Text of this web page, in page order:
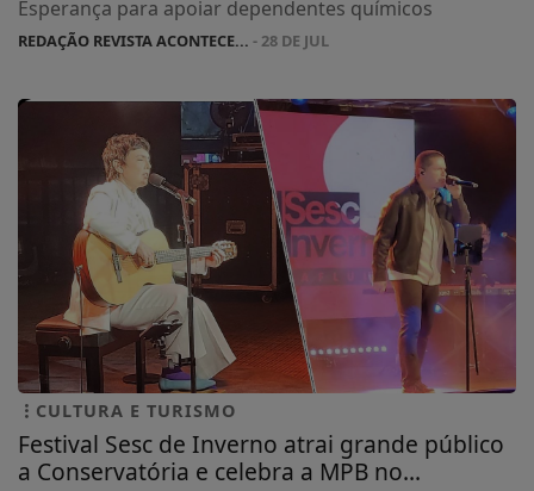
Esperança para apoiar dependentes químicos
REDAÇÃO REVISTA ACONTECE... - 28 DE JUL
CULTURA E TURISMO
Festival Sesc de Inverno atrai grande público
a Conservatória e celebra a MPB no...